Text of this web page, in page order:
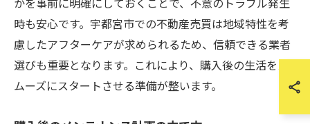
かを事前に明確にしておくことで、不意のトラブル発生
時も安心です。宇都宮市での不動産売買は地域特性を考
慮したアフターケアが求められるため、信頼できる業者
選びも重要となります。これにより、購入後の生活をス
ムーズにスタートさせる準備が整います。